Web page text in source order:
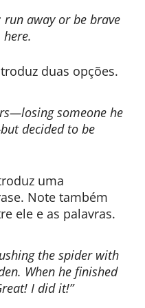
away or be brave
duas opções.
someone he
decided to be
uma
Note também
ele e as palavras.
the spider with
When he finished
I did it!”